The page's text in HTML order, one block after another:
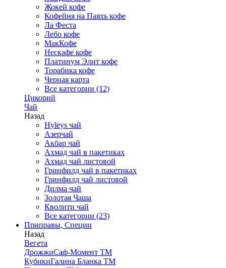
Жокей кофе
Кофейня на Паяхъ кофе
Ла Феста
Лебо кофе
МакКофе
Нескафе кофе
Платинум Элит кофе
Торабика кофе
Черная карта
Все категории (12)
Цикорий
Чай
Назад
Hyleys чай
Азерчай
Акбар чай
Ахмад чай в пакетиках
Ахмад чай листовой
Гринфилд чай в пакетиках
Гринфилд чай листовой
Дилма чай
Золотая Чаша
Кволити чай
Все категории (23)
Приправы, Специи
Назад
Вегета
ДрожжиСаф-Момент ТМ
КубикиГалина Бланка ТМ